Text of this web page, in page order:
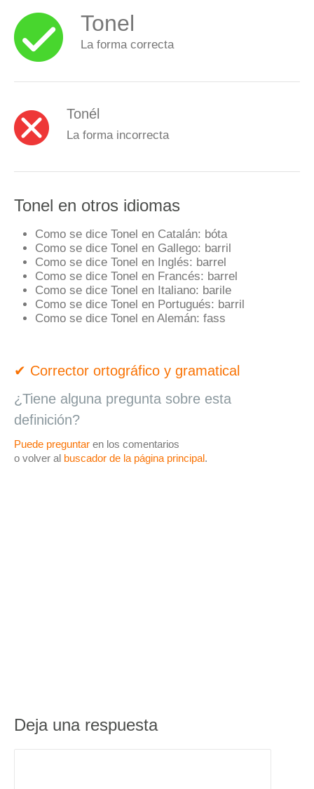
Tonel
La forma correcta
Tonél
La forma incorrecta
Tonel en otros idiomas
Como se dice Tonel en Catalán: bóta
Como se dice Tonel en Gallego: barril
Como se dice Tonel en Inglés: barrel
Como se dice Tonel en Francés: barrel
Como se dice Tonel en Italiano: barile
Como se dice Tonel en Portugués: barril
Como se dice Tonel en Alemán: fass
✔ Corrector ortográfico y gramatical
¿Tiene alguna pregunta sobre esta
definición?
Puede preguntar en los comentarios
o volver al buscador de la página principal.
Deja una respuesta